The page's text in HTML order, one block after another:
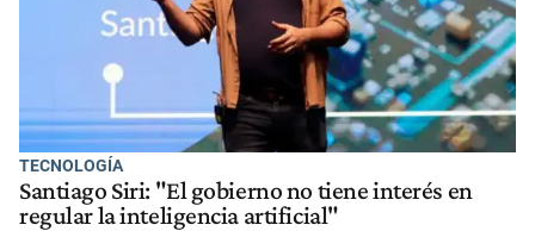
TECNOLOGÍA
Santiago Siri: "El gobierno no tiene interés en
regular la inteligencia artificial"